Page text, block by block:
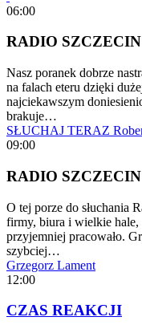
06:00
RADIO
Nasz poranek dobrze
na falach eteru dzięki
najciekawszym
brakuje…
SŁUCHAJ TERAZ
09:00
RADIO
O tej porze do słuchania
firmy, biura i wielkie hale,
przyjemniej pracowało.
szybciej…
Grzegorz Lament
12:00
CZAS REAKCJI